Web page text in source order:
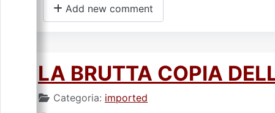
Add new comment
LA BRUTTA COPIA
Categoria: imported